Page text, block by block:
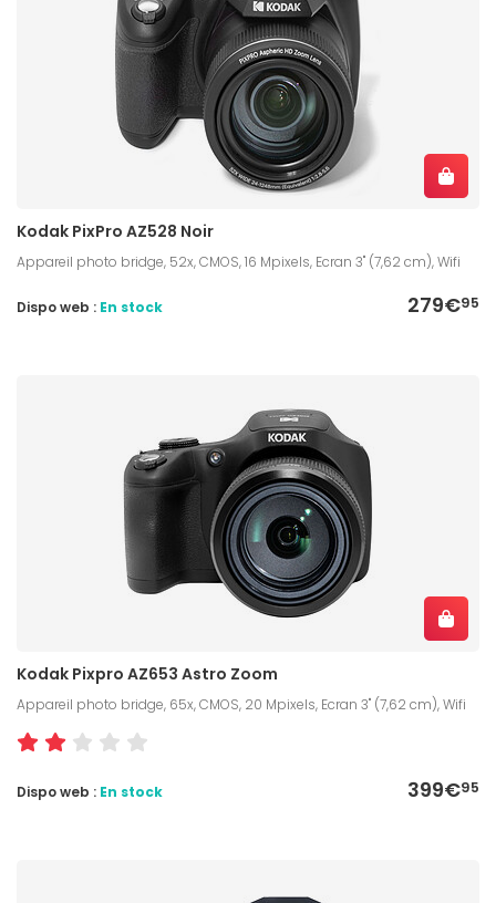
Kodak PixPro AZ528 Noir
Appareil photo bridge, 52x, CMOS, 16 Mpixels, Ecran 3" (7,62 cm), Wifi
279€95
Dispo web : En stock
Kodak Pixpro AZ653 Astro Zoom
Appareil photo bridge, 65x, CMOS, 20 Mpixels, Ecran 3" (7,62 cm), Wifi
399€95
Dispo web : En stock